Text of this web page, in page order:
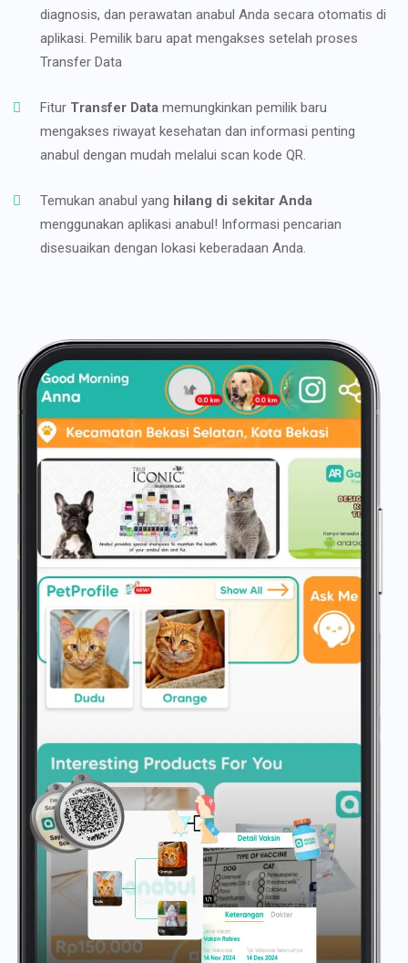
diagnosis, dan perawatan anabul Anda secara otomatis di
aplikasi. Pemilik baru apat mengakses setelah proses
Transfer Data
Fitur Transfer Data memungkinkan pemilik baru
mengakses riwayat kesehatan dan informasi penting
anabul dengan mudah melalui scan kode QR.
Temukan anabul yang hilang di sekitar Anda
menggunakan aplikasi anabul! Informasi pencarian
disesuaikan dengan lokasi keberadaan Anda.